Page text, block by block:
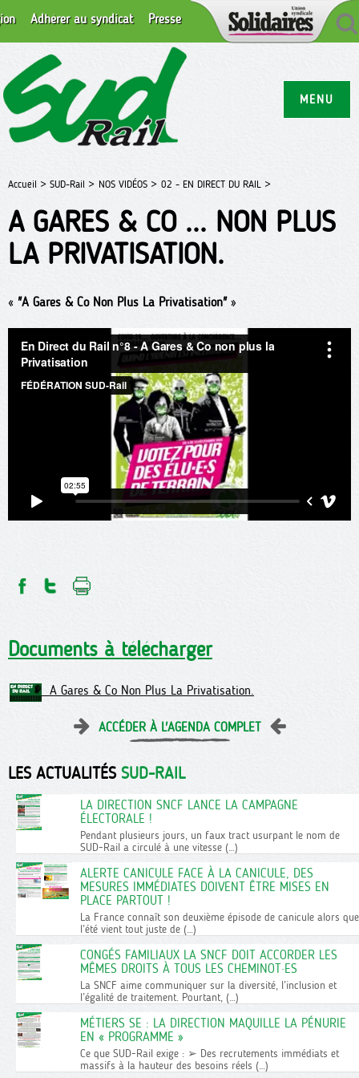
MENU
Adhérer au syndicat Presse
Accueil > SUD-Rail > NOS VIDÉOS > 02 - EN DIRECT DU RAIL >
A GARES & CO ... NON PLUS
LA PRIVATISATION.
« "A Gares & Co Non Plus La Privatisation"»
Documents à télécharger
A Gares & Co Non Plus La Privatisation.
ACCÉDER À L'AGENDA COMPLET
LES ACTUALITÉS SUD-RAIL
LA DIRECTION SNCF LANCE LA CAMPAGNE
ÉLECTORALE !
Pendant plusieurs jours, un faux tract usurpant le nom de
SUD-Rail a circulé à une vitesse (…)
ALERTE CANICULE FACE À LA CANICULE, DES
MESURES IMMÉDIATES DOIVENT ÊTRE MISES EN
PLACE PARTOUT !
La France connaît son deuxième épisode de canicule alors que
l’été vient tout juste de (…)
CONGÉS FAMILIAUX LA SNCF DOIT ACCORDER LES
MÊMES DROITS À TOUS LES CHEMINOT·ES
La SNCF aime communiquer sur la diversité, l’inclusion et
l’égalité de traitement. Pourtant, (…)
MÉTIERS SE : LA DIRECTION MAQUILLE LA PÉNURIE
EN « PROGRAMME »
Ce que SUD-Rail exige : ➢ Des recrutements immédiats et
massifs à la hauteur des besoins réels (…)